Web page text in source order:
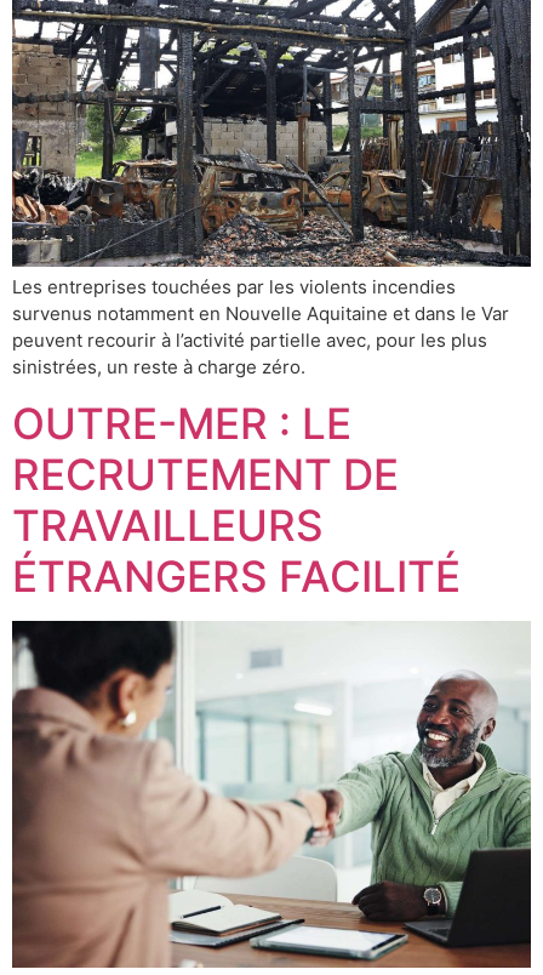
Les entreprises touchées par les violents incendies
survenus notamment en Nouvelle Aquitaine et dans le Var
peuvent recourir à l’activité partielle avec, pour les plus
sinistrées, un reste à charge zéro.
OUTRE-MER : LE
RECRUTEMENT DE
TRAVAILLEURS
ÉTRANGERS FACILITÉ